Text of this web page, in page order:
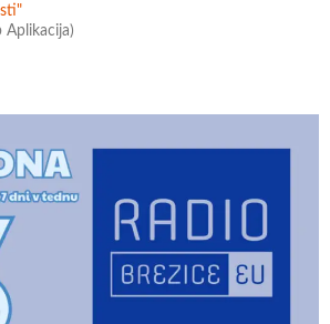
Aplikacija)